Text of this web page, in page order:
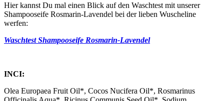
Hier kannst Du mal einen Blick auf den Waschtest mit unserer
Shampooseife Rosmarin-Lavendel bei der lieben Wuscheline
werfen:
Waschtest Shampooseife Rosmarin-Lavendel
INCI:
Olea Europaea Fruit Oil*, Cocos Nucifera Oil*, Rosmarinus